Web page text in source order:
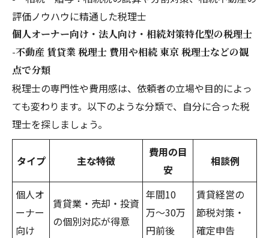
評価ノウハウに精通した税理士
個人オーナー向け・法人向け・相続対策特化型の税理士
-不動産 賃貸業 税理士 費用や相続 東京 税理士などの観
点で分類
税理士の専門性や費用感は、依頼者の立場や目的によっ
ても変わります。以下のような分類で、自分に合った税
理士を探しましょう。
タイプ 主な特徴
費用の目
安
相談例
個人オ
ーナー
向け
賃貸業・売却・投資
の個別対応が得意
年間10
万〜30万
円前後
賃貸経営の
節税対策・
確定申告